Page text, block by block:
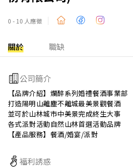
0 - 10 人應徵
關於 職缺
公司簡介
【品牌介紹】爛醉系列婚禮餐酒事業部
打造陽明山離塵不離城最美景觀餐酒
並可於山林城市中美景完成終生大事
各式派對活動自然山林首選活動品牌
【產品服務】餐酒/婚宴/派對
福利誘惑